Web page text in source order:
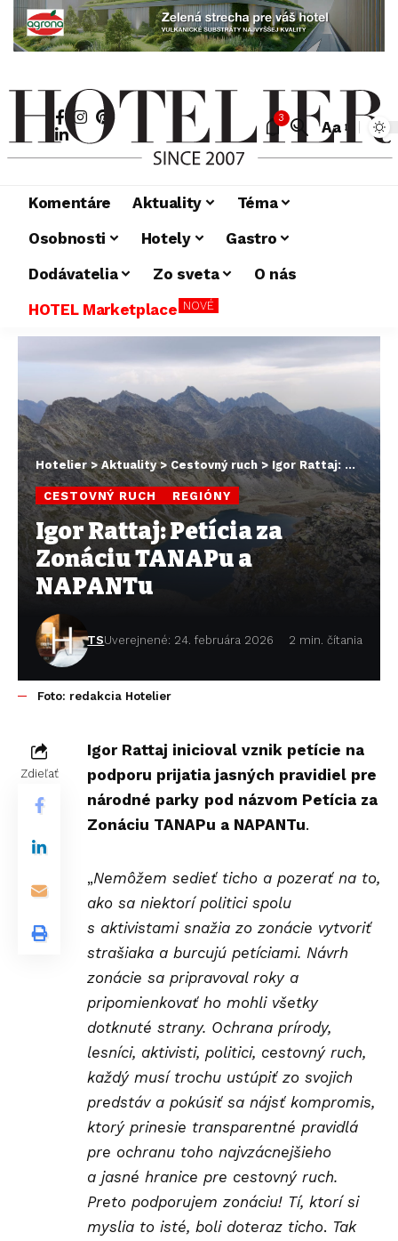
3
Aa
Komentáre Aktuality
Téma
Osobnosti
Hotely
Gastro
Dodávatelia
Zo sveta
O nás
HOTEL Marketplace NOVÉ
Hotelier>Aktuality>Cestovný ruch> Igor Rattaj: Petícia za Zonáciu TANAPu a NAPANTu
CESTOVNÝ RUCH REGIÓNY
Igor Rattaj: Petícia za
Zonáciu TANAPu a
NAPANTu
TSUverejnené: 24. februára 2026 2 min. čítania
Foto: redakcia Hotelier
Zdieľať
Igor Rattaj inicioval vznik petície na
podporu prijatia jasných pravidiel pre
národné parky pod názvom Petícia za
Zonáciu TANAPu a NAPANTu.
„Nemôžem sedieť ticho a pozerať na to,
ako sa niektorí politici spolu
s aktivistami snažia zo zonácie vytvoriť
strašiaka a burcujú petíciami. Návrh
zonácie sa pripravoval roky a
pripomienkovať ho mohli všetky
dotknuté strany. Ochrana prírody,
lesníci, aktivisti, politici, cestovný ruch,
každý musí trochu ustúpiť zo svojich
predstáv a pokúsiť sa nájsť kompromis,
ktorý prinesie transparentné pravidlá
pre ochranu toho najvzácnejšieho
a jasné hranice pre cestovný ruch.
Preto podporujem zonáciu! Tí, ktorí si
myslia to isté, boli doteraz ticho. Tak